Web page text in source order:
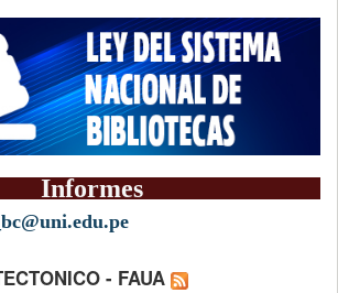
Informes
- FAUA